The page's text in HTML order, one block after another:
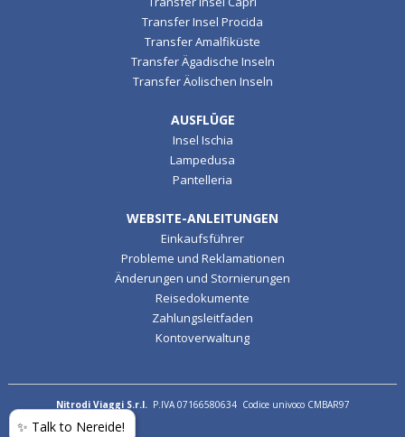
Transfer Insel Procida
Transfer Amalfiküste
Transfer Ägadische Inseln
Transfer Äolischen Inseln
AUSFLÜGE
Insel Ischia
Lampedusa
Pantelleria
WEBSITE-ANLEITUNGEN
Einkaufsführer
Probleme und Reklamationen
Änderungen und Stornierungen
Reisedokumente
Zahlungsleitfaden
Kontoverwaltung
Nitrodi Viaggi S.r.l.P.IVA 07166580634 Codice univoco CMBAR97
✨ Talk to Nereide!